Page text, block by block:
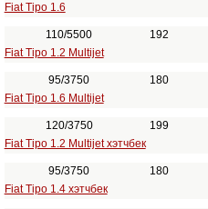
Fiat Tipo 1.6
110/5500 192
Fiat Tipo 1.2 Multijet
95/3750 180
Fiat Tipo 1.6 Multijet
120/3750 199
Fiat Tipo 1.2 Multijet хэтчбек
95/3750 180
Fiat Tipo 1.4 хэтчбек